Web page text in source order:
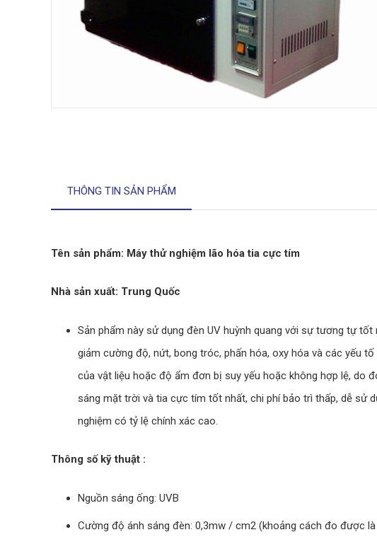
THÔNG TIN SẢN PHẨM
Tên sản phẩm: Máy thử nghiệm lão hóa tia cực tím
Nhà sản xuất: Trung Quốc
Sản phẩm này sử dụng đèn UV huỳnh quang với sự tương tự
giảm cường độ, nứt, bong tróc, phấn hóa, oxy hóa và các yếu
của vật liệu hoặc độ ẩm đơn bị suy yếu hoặc không hợp lệ, do
sáng mặt trời và tia cực tím tốt nhất, chi phí bảo trì thấp, dễ sử
nghiệm có tỷ lệ chính xác cao.
Thông số kỹ thuật :
Nguồn sáng ống: UVB
Cường độ ánh sáng đèn: 0,3mw / cm2 (khoảng cách đo được